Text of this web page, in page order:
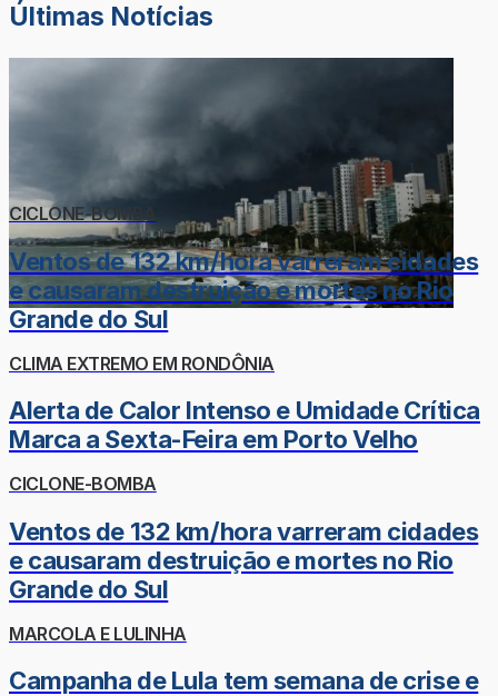
Últimas Notícias
CICLONE-BOMBA
Ventos de 132 km/hora varreram cidades
e causaram destruição e mortes no Rio
Grande do Sul
CLIMA EXTREMO EM RONDÔNIA
Alerta de Calor Intenso e Umidade Crítica
Marca a Sexta-Feira em Porto Velho
CICLONE-BOMBA
Ventos de 132 km/hora varreram cidades
e causaram destruição e mortes no Rio
Grande do Sul
MARCOLA E LULINHA
Campanha de Lula tem semana de crise e